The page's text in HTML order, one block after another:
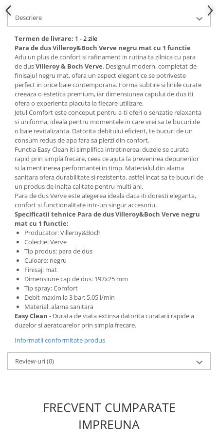
Bucatarie
Mobila bucatarie
Dulapuri si rafturi depozitare
Mese bucatarie si living
Mobilier bucatarie
Scaune bucatarie & living
Vase & ustensile pentru gatit
Tigai si seturi
Oale si cratite
Oale sub presiune
Tavi
Ustensile bucatarie
Accesorii pentru bucatarie
Cosuri de gunoi
Suporturi si accesorii de bucatarie
Living & hol
Mobila living
Comode
Rafturi si biblioteci
Mobila hol
Descriere
Termen de livrare: 1 - 2 zile
Para de dus Villeroy&Boch Verve negru mat cu 1 functie
Adu un plus de confort si rafinament in rutina ta zilnica cu para
de dusVilleroy & Boch Verve. Designul modern, completat de
finisajul negru mat, ofera un aspect elegant ce se potriveste
perfect in orice baie contemporana. Forma subtire si liniile curate
creeaza o estetica premium, iar dimensiunea capului de dus iti
ofera o experienta placuta la fiecare utilizare.
Jetul Comfort este conceput pentru a-ti oferi o senzatie relaxanta
si uniforma, ideala pentru momentele in care vrei sa te bucuri de
o baie revitalizanta. Datorita debitului eficient, te bucuri de un
consum redus de apa fara sa pierzi din confort.
Functia Easy Clean iti simplifica intretinerea: duzele se curata
rapid prin simpla frecare, ceea ce ajuta la prevenirea depunerilor
si la mentinerea performantei in timp. Materialul din alama
sanitara ofera durabilitate si rezistenta, astfel incat sa te bucuri de
un produs de inalta calitate pentru multi ani.
Para de dus Verve este alegerea ideala daca iti doresti eleganta,
confort si functionalitate intr-un singur accesoriu.
Specificatii tehnice Para de dus Villeroy&Boch Verve negru
mat cu 1 functie:
Producator: Villeroy&Boch
Colectie: Verve
Tip produs: para de dus
Culoare: negru
Finisaj: mat
Dimensiune cap de dus: 197x25 mm
Tip spray: Comfort
Debit maxim la 3 bar: 5.05 l/min
Material: alama sanitara
Easy Clean - Durata de viata extinsa datorita curatarii rapide a
duzelor si aeratoarelor prin simpla frecare.
Informatii conformitate produs
Review-uri(0)
FRECVENT CUMPARATE
IMPREUNA